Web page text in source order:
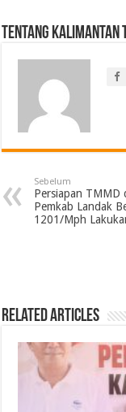
Tentang Kalimantan
Sebelum
Persiapan TMMD
Pemkab Landak
1201/Mph
Related Articles